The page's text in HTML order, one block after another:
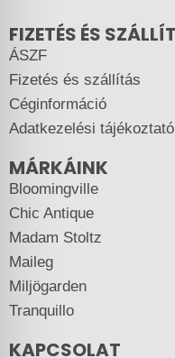
FIZETÉS ÉS
ÁSZF
Fizetés és szállítás
Céginformáció
Adatkezelési tájékoztató
MÁRKÁINK
Bloomingville
Chic Antique
Madam Stoltz
Maileg
Miljögarden
Tranquillo
KAPCSOLAT